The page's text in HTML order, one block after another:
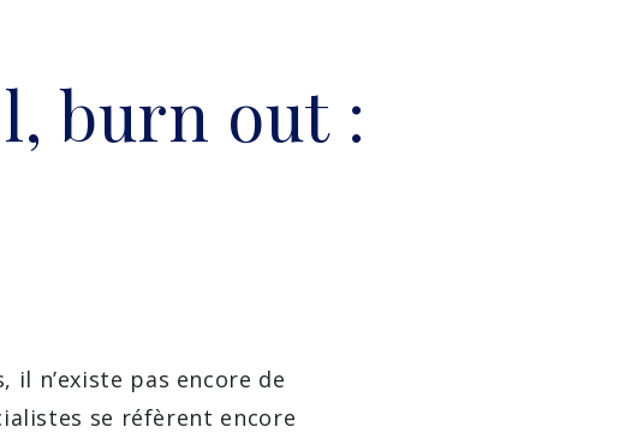
burn out :
n’existe pas encore de
se réfèrent encore